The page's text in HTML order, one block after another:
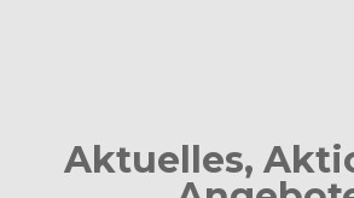
Aktuelles,